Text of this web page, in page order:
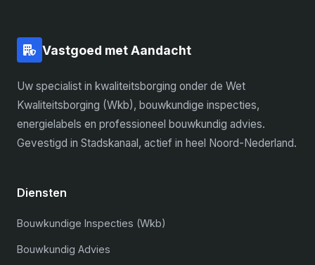
Vastgoed met Aandacht
Uw specialist in kwaliteitsborging onder de Wet
Kwaliteitsborging (Wkb), bouwkundige inspecties,
energielabels en professioneel bouwkundig advies.
Gevestigd in Stadskanaal, actief in heel Noord-Nederland.
Diensten
Bouwkundige Inspecties (Wkb)
Bouwkundig Advies